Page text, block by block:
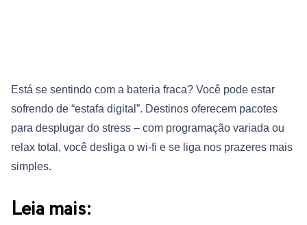
Está se sentindo com a bateria fraca? Você pode estar
sofrendo de “estafa digital”. Destinos oferecem pacotes
para desplugar do stress – com programação variada ou
relax total, você desliga o wi-fi e se liga nos prazeres mais
simples.
Leia mais: